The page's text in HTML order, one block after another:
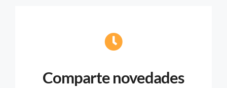
Comparte novedades